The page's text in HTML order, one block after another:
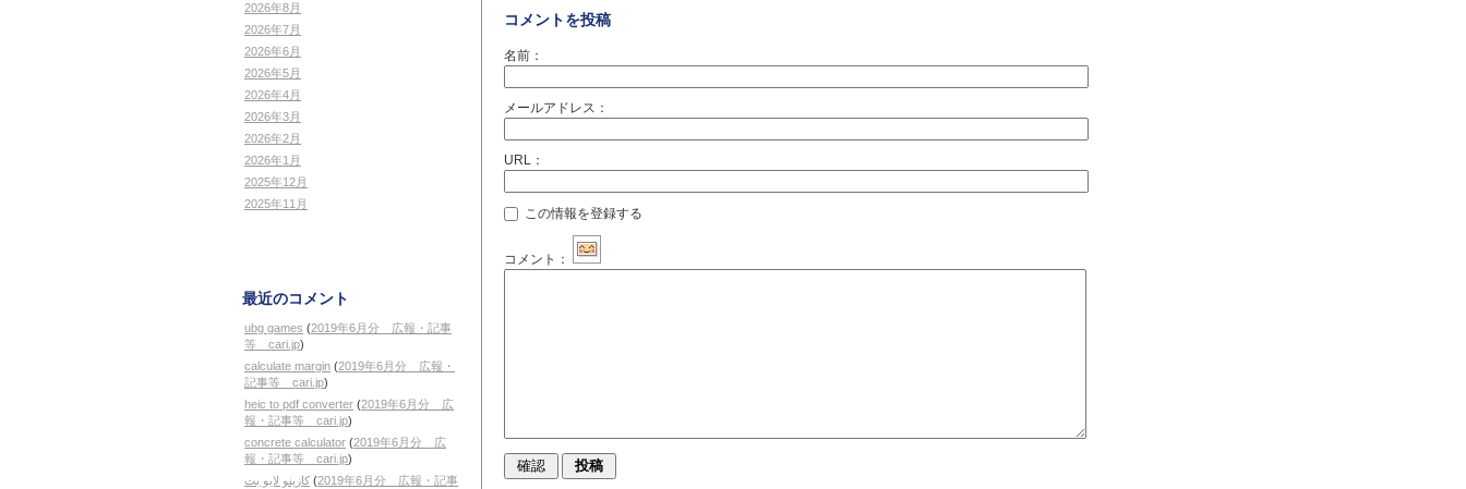
2026年8月
2026年7月
2026年6月
2026年5月
2026年4月
2026年3月
2026年2月
2026年1月
2025年12月
2025年11月
最近のコメント
ubg games (2019年6月分 広報・記事
等 cari.jp)
calculate margin (2019年6月分 広報・
記事等 cari.jp)
heic to pdf converter (2019年6月分 広
報・記事等 cari.jp)
concrete calculator (2019年6月分 広
報・記事等 cari.jp)
کازینو لایو بت (2019年6月分 広報・記事
コメントを投稿
名前：
メールアドレス：
URL：
この情報を登録する
コメント：